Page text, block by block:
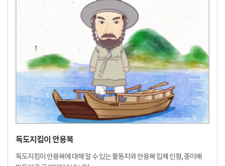
독도지킴이 안용복
독도지킴이 안용복에 대해 알 수 있는 활동지와 안용복 입체 인형, 종이배